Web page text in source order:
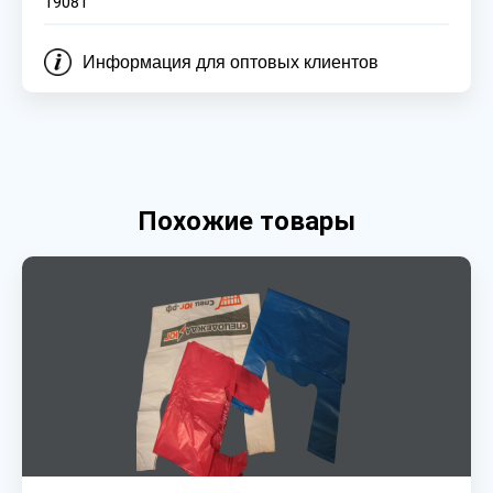
Информация для оптовых клиентов
Похожие товары